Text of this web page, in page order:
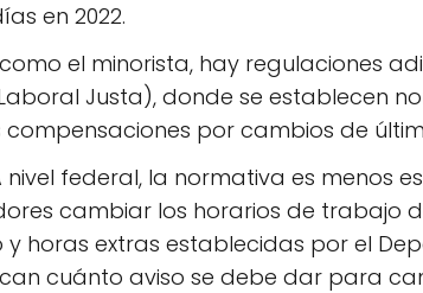
en 2022.
como el minorista, hay regulaciones
Justa), donde se establecen
por cambios de
nivel federal, la normativa es menos
cambiar los horarios de trabajo
horas extras establecidas por el
cuánto aviso se debe dar para